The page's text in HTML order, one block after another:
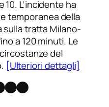
L’incidente ha
temporanea della
sulla tratta Milano-
a 120 minuti. Le
del
[Ulteriori dettagli]
Threads
Telegram